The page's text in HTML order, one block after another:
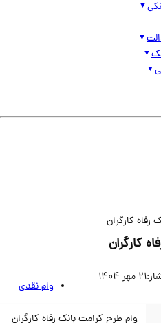
کارگران
1404
وام نقدی
وام طرح کرامت بانک رفاه کارگران